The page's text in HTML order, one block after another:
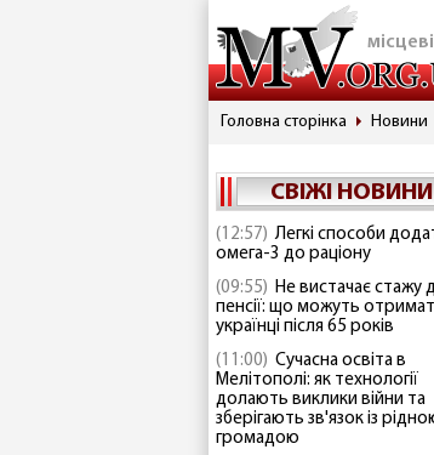
місцеві
Головна сторінка Новини
СВІЖІ НОВИНИ
(12:57) Легкі способи
омега-3 до раціону
(09:55) Не вистачає стажу
пенсії: що можуть
українці після 65 років
(11:00) Сучасна освіта в
Мелітополі: як технології
долають виклики війни та
зберігають зв'язок із
громадою